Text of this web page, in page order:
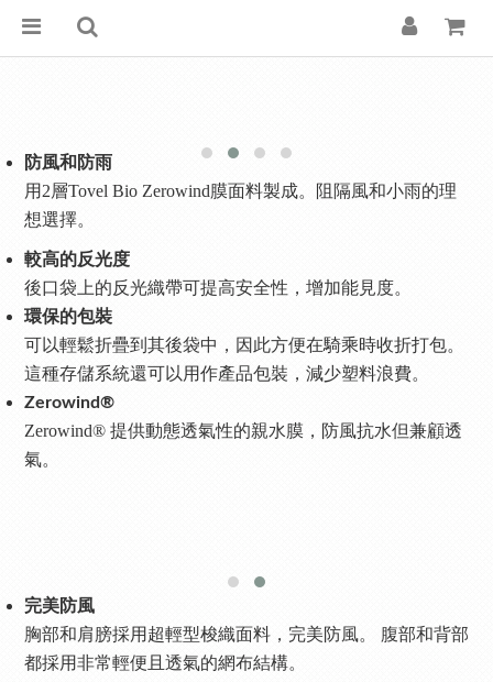
防風和防雨
用2層Tovel Bio Zerowind膜面料製成。阻隔風和小雨的理
想選擇。
較高的反光度
後口袋上的反光織帶可提高安全性，增加能見度。
環保的包裝
可以輕鬆折疊到其後袋中，因此方便在騎乘時收折打包。
這種存儲系統還可以用作產品包裝，減少塑料浪費。
Zerowind®
Zerowind® 提供動態透氣性的親水膜，防風抗水但兼顧透
氣。
完美防風
胸部和肩膀採用超輕型梭織面料，完美防風。 腹部和背部
都採用非常輕便且透氣的網布結構。